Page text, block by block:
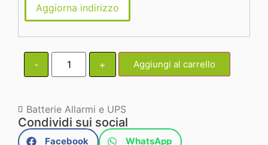
Aggiorna indirizzo
- + Aggiungi al carrello
Batterie Allarmi e UPS
Condividi sui social
Facebook WhatsApp